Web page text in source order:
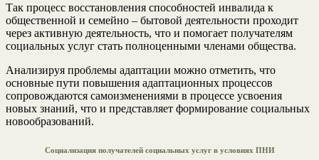
Так процесс восстановления способностей инвалида к
общественной и семейно – бытовой деятельности проходит
через активную деятельность, что и помогает получателям
социальных услуг стать полноценными членами общества.
Анализируя проблемы адаптации можно отметить, что
основные пути повышения адаптационных процессов
сопровождаются самоизменениями в процессе усвоения
новых знаний, что и представляет формирование социальных
новообразований.
Социализация получателей социальных услуг в условиях ПНИ